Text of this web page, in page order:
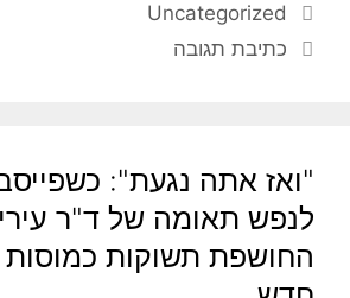
Uncategorized
כתיבת תגובה
"ואז אתה נגעת":
לנפש תאומה של ד"ר
החושפת תשוקות כמוסות